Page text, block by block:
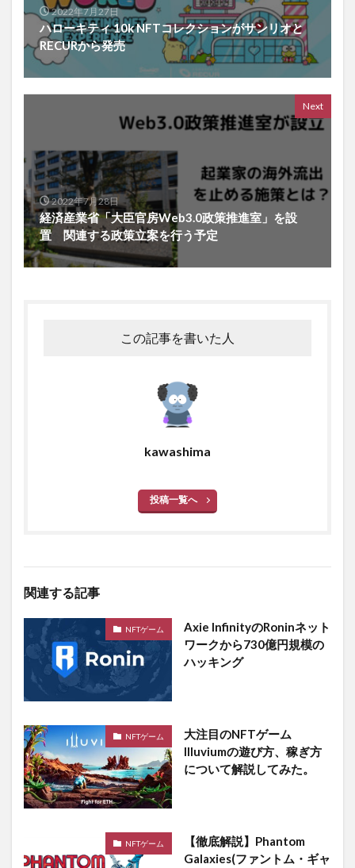
2022年7月27日
ハローキティ 10k NFTコレクションがサンリオと
RECURから発売
Next
2022年7月28日
経済産業省「大臣官房Web3.0政策推進室」を設
置 関連する政策立案を行う予定
この記事を書いた人
kawashima
投稿一覧へ
関連する記事
NFTゲーム
Axie InfinityのRoninネット
ワークから730億円規模の
ハッキング
NFTゲーム
大注目のNFTゲーム
Illuviumの遊び方、稼ぎ方
について解説してみた。
NFTゲーム
【徹底解説】Phantom
Galaxies(ファントム・ギャ